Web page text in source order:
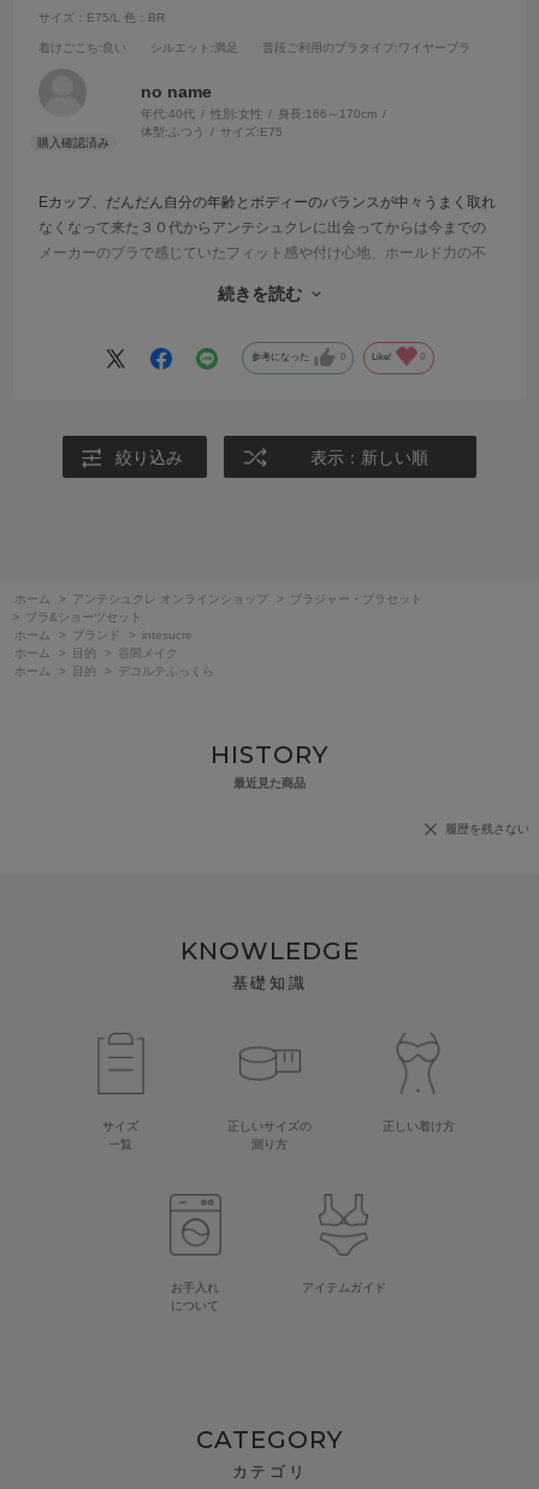
サイズ：E75/L 色：BR
着けごこち:良い シルエット :満足 普段ご利用のブラタイプ :ワイヤーブラ
no name
年代:40代 性別:女性 身長:166～170cm
体型: ふつう サイズ:E75
Eカップ、だんだん自分の年齢とボディーのバランスが中々うまく取れ
なくなって来た３０代からアンテシュクレに出会ってからは今までの
メーカーのブラで感じていたフィット感や付け心地、ホールド力の不
が大きく買い替えや枚数が欲しい私のお財布にとても嬉しいです。
続きを読む
参考になった 0 Like! 0
絞り込み 表示：新しい順
ホーム > アンテシュクレ オンラインショップ >
ブラジャー・ブラセット
>
ブラ&ショーツセット
ホーム
> ブランド >
intesucre
ホーム
> 目的 >
谷間メイク
ホーム
> 目的 > デコルテふっくら
HISTORY
最近見た商品
履歴を残さない
KNOWLEDGE
基礎知識
サイズ
一覧
正しいサイズの
測り方
正しい着け方
お手入れ
について
アイテムガイド
CATEGORY
カテゴリ